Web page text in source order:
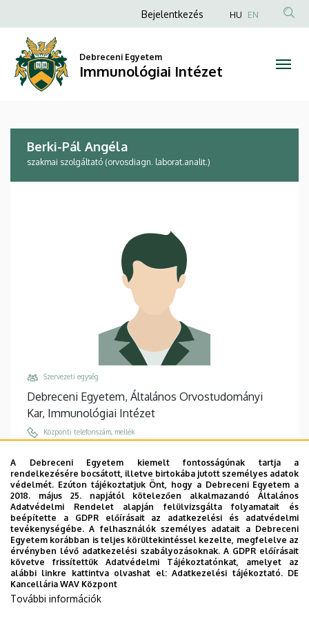
Pál
Angéla
Immunológiai
Intézet
a
tartalomra
Anonim
fiók
menüje
Bejelentkezés HU EN
Debreceni Egyetem
Immunológiai Intézet
Berki-Pál Angéla
szakmai szolgáltató (orvosdiagn. laborat.analit.)
Szervezeti egység
Debreceni Egyetem, Általános Orvostudományi
Kar, Immunológiai Intézet
Központi telefonszám, mellék
Email
berki.pal.angela@med.unideb.hu
Cím
4032 Debrecen, Egyetem tér 1.
Épület, emelet, ajtó
Élettudományi labor épület , 2. emelet, 2.003-2.004
Weboldalak
Website
A Debreceni Egyetem kiemelt fontosságúnak tartja a
rendelkezésére bocsátott, illetve birtokába jutott személyes adatok
védelmét. Ezúton tájékoztatjuk Önt, hogy a Debreceni Egyetem a
2018. május 25. napjától kötelezően alkalmazandó Általános
Adatvédelmi Rendelet alapján felülvizsgálta folyamatait és
beépítette a GDPR előírásait az adatkezelési és adatvédelmi
tevékenységébe. A felhasználók személyes adatait a Debreceni
Egyetem korábban is teljes körültekintéssel kezelte, megfelelve az
érvényben lévő adatkezelési szabályozásoknak. A GDPR előírásait
követve frissítettük Adatvédelmi Tájékoztatónkat, amelyet az
alábbi linkre kattintva olvashat el:Adatkezelési tájékoztató. DE
Kancellária WAV Központ
További információk